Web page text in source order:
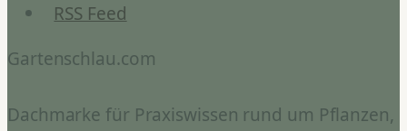
RSS Feed
Gartenschlau.com
Dachmarke für Praxiswissen rund um Pflanzen,